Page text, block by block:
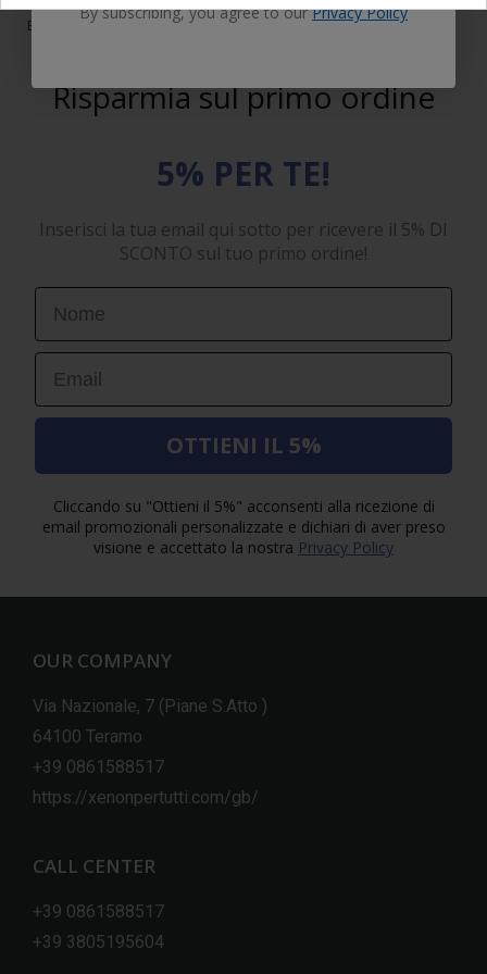
LED T5 PER MODIFICA STRUMENTAZIONE DISPONIBILI CON COLORE
BIANCO ROSSO BLU E VERDE
Risparmia sul primo ordine
5% PER TE!
Inserisci la tua email qui sotto per ricevere il 5% DI
SCONTO sul tuo primo ordine!
First Name
Email
OTTIENI IL 5%
Cliccando su "Ottieni il 5%" acconsenti alla ricezione di
email promozionali personalizzate e dichiari di aver preso
visione e accettato la nostra Privacy Policy
OUR COMPANY
Via Nazionale, 7 (Piane S.Atto )
64100 Teramo
+39 0861588517
https://xenonpertutti.com/gb/
CALL CENTER
+39 0861588517
+39 3805195604
By subscribing, you agree to ourPrivacy Policy